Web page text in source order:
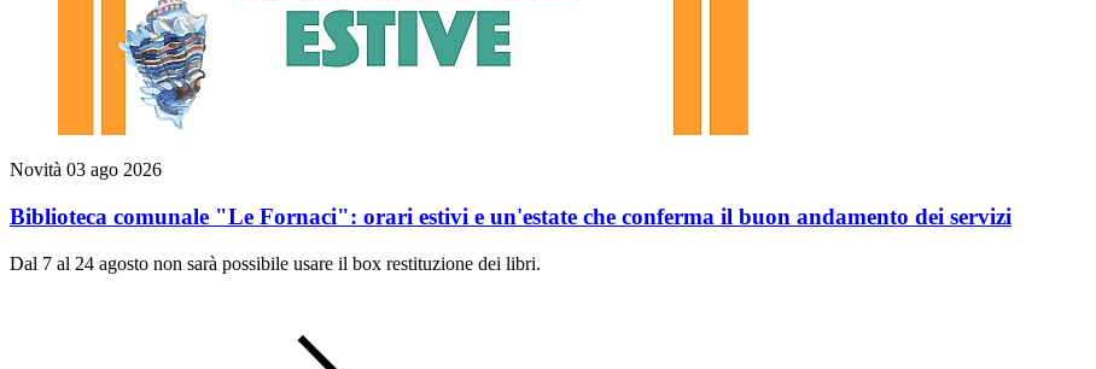
Novità 03 ago 2026
Biblioteca comunale "Le Fornaci": orari estivi e un'estate che conferma il buon andamento dei servizi
​​​​​​​Dal 7 al 24 agosto non sarà possibile usare il box restituzione dei libri.